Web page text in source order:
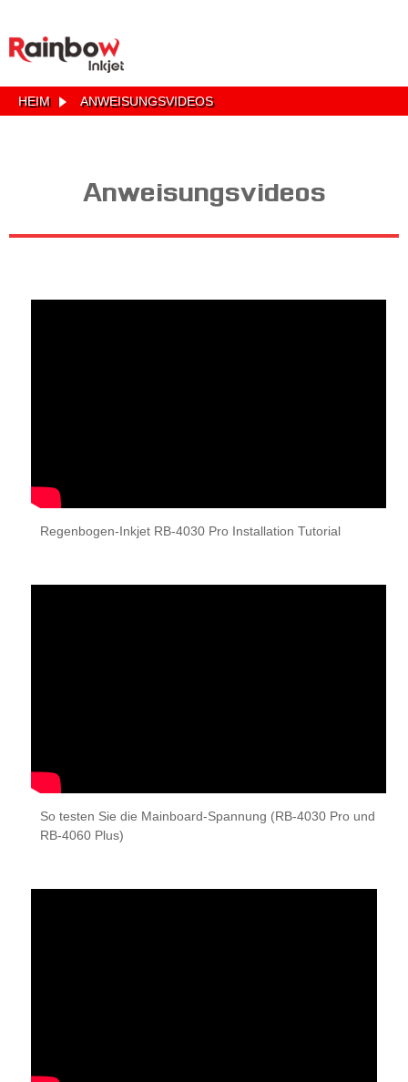
HEIM ANWEISUNGSVIDEOS
Anweisungsvideos
Regenbogen-Inkjet RB-4030 Pro Installation Tutorial
So testen Sie die Mainboard-Spannung (RB-4030 Pro und
RB-4060 Plus)